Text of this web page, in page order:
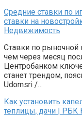
Средние ставки по
ставки на
Недвижимость
Ставки по рыночной
чем через месяц
Центробанком
станет трендом,
Udomsri /…
Как установить
теплицы, дачи | РБК